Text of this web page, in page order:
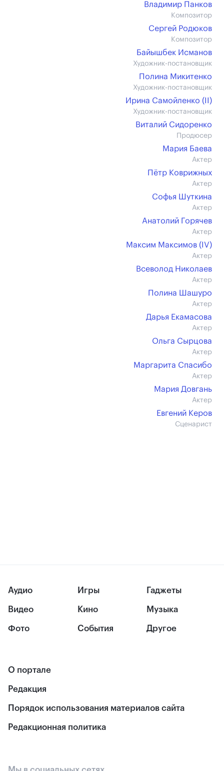
Владимир Панков
Композитор
Сергей Родюков
Композитор
Байышбек Исманов
Художник-постановщик
Полина Микитенко
Художник-постановщик
Ирина Самойленко (II)
Художник-постановщик
Виталий Сидоренко
Продюсер
Мария Баева
Актер
Пётр Коврижных
Актер
Софья Шуткина
Актер
Анатолий Горячев
Актер
Максим Максимов (IV)
Актер
Всеволод Николаев
Актер
Полина Шашуро
Актер
Дарья Екамасова
Актер
Ольга Сырцова
Актер
Маргарита Спасибо
Актер
Мария Довгань
Актер
Евгений Керов
Сценарист
Аудио
Видео
Фото
Игры
Кино
События
Гаджеты
Музыка
Другое
О портале
Редакция
Порядок использования материалов сайта
Редакционная политика